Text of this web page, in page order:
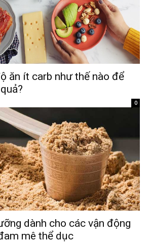
ăn ít carb như thế nào để
0
dành cho các vận động
mê thể dục